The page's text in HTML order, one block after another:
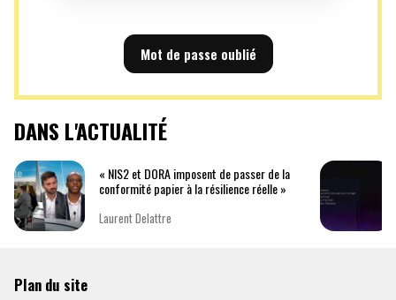
Mot de passe oublié
DANS L'ACTUALITÉ
« NIS2 et DORA imposent de passer de la
conformité papier à la résilience réelle »
Laurent Delattre
Plan du site